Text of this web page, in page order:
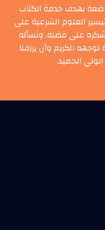
بهدف خدمة الكتاب
العلوم الشرعية على
على فضله, ونسأله
الكريم وأن يرزقنا
الحميد.